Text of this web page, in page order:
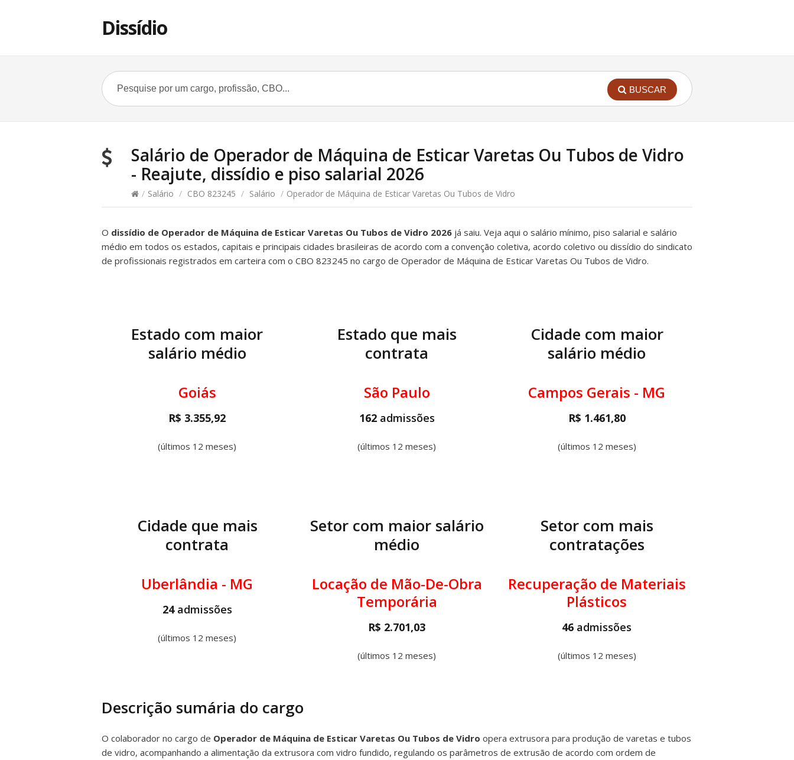
Dissídio
BUSCAR
Salário de Operador de Máquina de Esticar Varetas Ou Tubos de Vidro
- Reajute, dissídio e piso salarial 2026
/ Salário / CBO 823245 / Salário / Operador de Máquina de Esticar Varetas Ou Tubos de Vidro
O dissídio de Operador de Máquina de Esticar Varetas Ou Tubos de Vidro 2026 já saiu. Veja aqui o salário mínimo, piso salarial e salário
médio em todos os estados, capitais e principais cidades brasileiras de acordo com a convenção coletiva, acordo coletivo ou dissídio do sindicato
de profissionais registrados em carteira com o CBO 823245 no cargo de Operador de Máquina de Esticar Varetas Ou Tubos de Vidro.
Estado com maior
salário médio
Goiás
R$ 3.355,92
(últimos 12 meses)
Estado que mais
contrata
São Paulo
162 admissões
(últimos 12 meses)
Cidade com maior
salário médio
Campos Gerais - MG
R$ 1.461,80
(últimos 12 meses)
Cidade que mais
contrata
Uberlândia - MG
24 admissões
(últimos 12 meses)
Setor com maior salário
médio
Locação de Mão-De-Obra
Temporária
R$ 2.701,03
(últimos 12 meses)
Setor com mais
contratações
Recuperação de Materiais
Plásticos
46 admissões
(últimos 12 meses)
Descrição sumária do cargo
O colaborador no cargo de Operador de Máquina de Esticar Varetas Ou Tubos de Vidro opera extrusora para produção de varetas e tubos
de vidro, acompanhando a alimentação da extrusora com vidro fundido, regulando os parâmetros de extrusão de acordo com ordem de